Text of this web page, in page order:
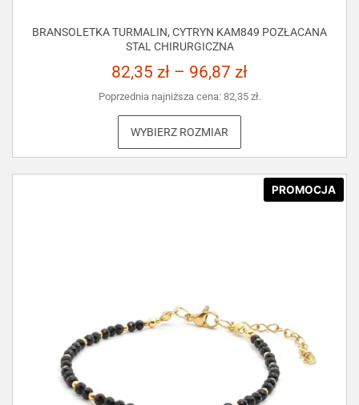
BRANSOLETKA TURMALIN, CYTRYN KAM849 POZŁACANA
STAL CHIRURGICZNA
82,35 zł – 96,87 zł
Poprzednia najniższa cena: 82,35 zł.
WYBIERZ ROZMIAR
PROMOCJA